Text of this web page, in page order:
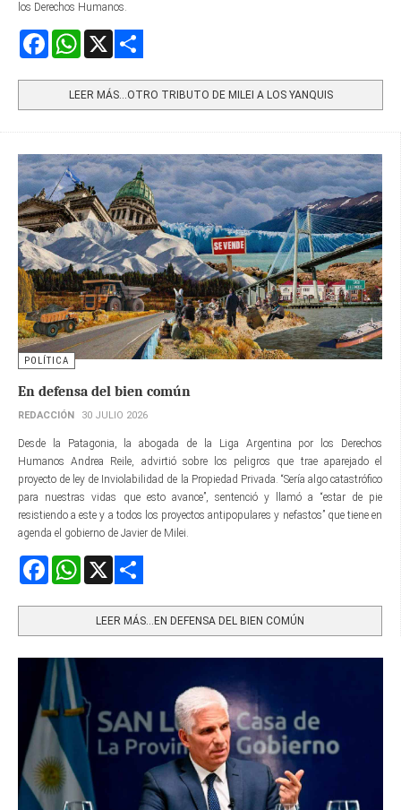
los Derechos Humanos.
FacebookWhatsApp
LEER MÁS…OTRO TRIBUTO DE MILEI A LOS YANQUIS
POLÍTICA
En defensa del bien común
REDACCIÓN 30 JULIO 2026
Desde la Patagonia, la abogada de la Liga Argentina por los Derechos
Humanos Andrea Reile, advirtió sobre los peligros que trae aparejado el
proyecto de ley de Inviolabilidad de la Propiedad Privada. “Sería algo catastrófico
para nuestras vidas que esto avance”, sentenció y llamó a “estar de pie
resistiendo a este y a todos los proyectos antipopulares y nefastos” que tiene en
agenda el gobierno de Javier de Milei.
FacebookWhatsApp
LEER MÁS…EN DEFENSA DEL BIEN COMÚN